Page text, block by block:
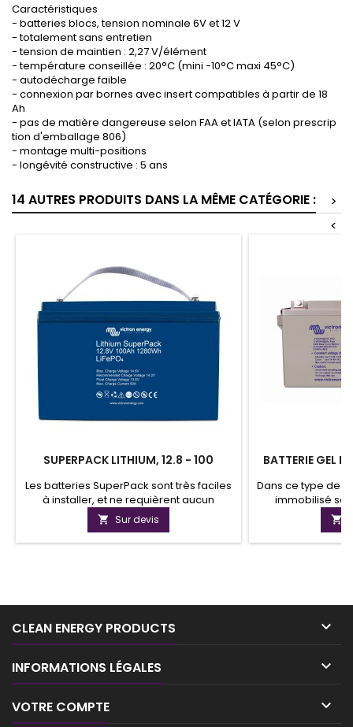
Caractéristiques
- batteries blocs, tension nominale 6V et 12 V
- totalement sans entretien
- tension de maintien : 2,27 V/élément
- température conseillée : 20°C (mini -10°C maxi 45°C)
- autodécharge faible
- connexion par bornes avec insert compatibles à partir de 18
Ah
- pas de matière dangereuse selon FAA et IATA (selon prescrip
tion d'emballage 806)
- montage multi-positions
- longévité constructive : 5 ans
14 AUTRES PRODUITS DANS LA MÊME CATÉGORIE :
>
<
SUPERPACK LITHIUM, 12.8 - 100
Les batteries SuperPack sont très faciles
à installer, et ne requièrent aucun
élément supplémentaire.L'interrupteur
interne permettra de déconnecter la
batterie en cas de décharge excessive,
 Sur devis
BATTERIE GEL
Dans ce type de
immobilisé
batteries Gel
de vie plus
capacité de

CLEAN ENERGY PRODUCTS 
INFORMATIONS LÉGALES 
VOTRE COMPTE 